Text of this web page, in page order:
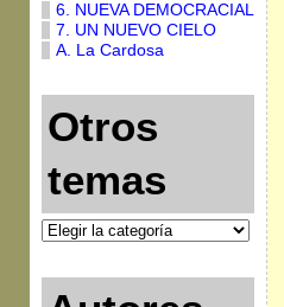
6. NUEVA DEMOCRACIAL
7. UN NUEVO CIELO
A. La Cardosa
Otros
temas